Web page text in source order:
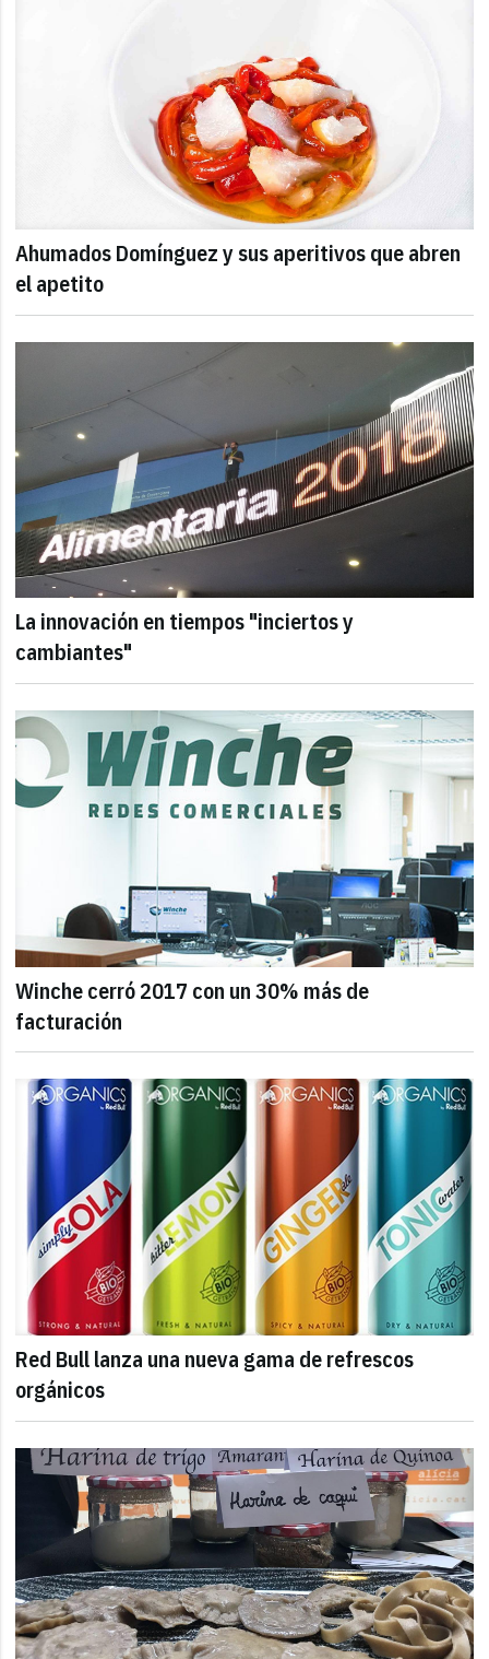
Ahumados Domínguez y sus aperitivos que abren
el apetito
La innovación en tiempos "inciertos y
cambiantes"
Winche cerró 2017 con un 30% más de
facturación
Red Bull lanza una nueva gama de refrescos
orgánicos